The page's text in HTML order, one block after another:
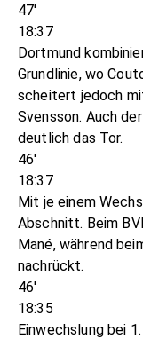
47'
18:37
Dortmund
Grundlinie, wo
scheitert jedoch
Svensson. Auch
deutlich das Tor.
46'
18:37
Mit je einem
Abschnitt. Beim
Mané, während
nachrückt.
46'
18:35
Einwechslung bei